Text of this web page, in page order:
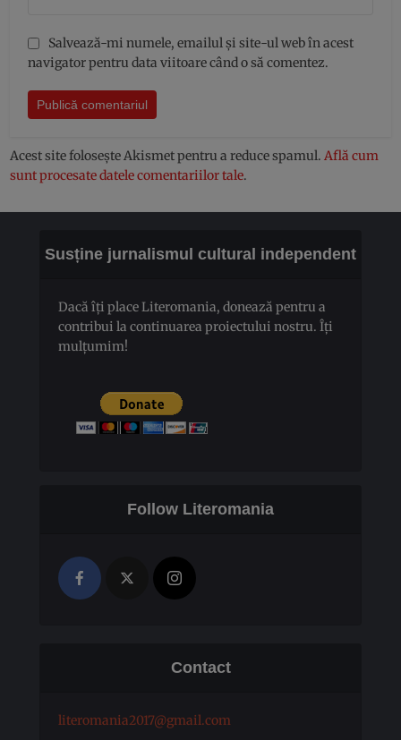
Salvează-mi numele, emailul și site-ul web în acest
navigator pentru data viitoare când o să comentez.
Acest site folosește Akismet pentru a reduce spamul.Află cum
sunt procesate datele comentariilor tale.
Susține jurnalismul cultural independent
Dacă îți place Literomania, donează pentru a
contribui la continuarea proiectului nostru. Îți
mulțumim!
Follow Literomania
Contact
literomania2017@gmail.com